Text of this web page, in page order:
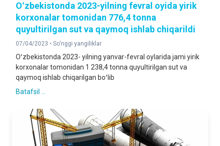
Oʻzbekistonda 2023-yilning fevral oyida yirik
korxonalar tomonidan 776,4 tonna
quyultirilgan sut va qaymoq ishlab chiqarildi
07/04/2023 • So‘nggi yangiliklar
Oʻzbekistonda 2023- yilning yanvar-fevral oylarida jami yirik
korxonalar tomonidan 1 238,4 tonna quyultirilgan sut va
qaymoq ishlab chiqarilgan boʻlib
Batafsil ...